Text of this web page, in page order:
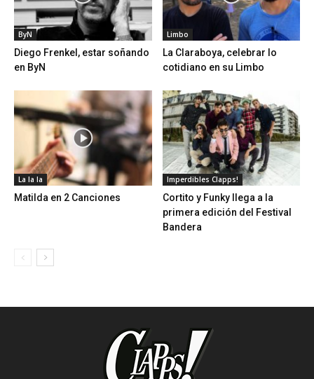
ByN
Diego Frenkel, estar soñando
en ByN
Limbo
La Claraboya, celebrar lo
cotidiano en su Limbo
La la la
Matilda en 2 Canciones
Imperdibles Clapps!
Cortito y Funky llega a la
primera edición del Festival
Bandera